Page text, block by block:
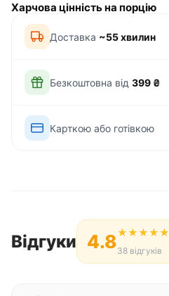
Харчова цінність на порцію
Доставка ~55 хвилин
Безкоштовна від 399 ₴
Карткою або готівкою
Відгуки 4.8★★★★★
38 відгуків